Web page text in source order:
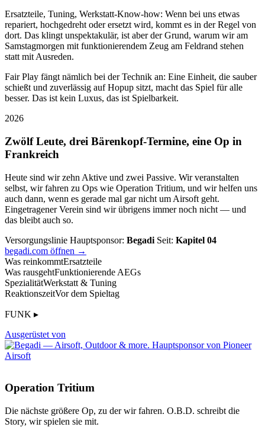
Ersatzteile, Tuning, Werkstatt-Know-how: Wenn bei uns etwas
repariert, hochgedreht oder ersetzt wird, kommt es in der Regel von
dort. Das klingt unspektakulär, ist aber der Grund, warum wir am
Samstagmorgen mit funktionierendem Zeug am Feldrand stehen
statt mit Ausreden.
Fair Play fängt nämlich bei der Technik an: Eine Einheit, die sauber
schießt und zuverlässig auf Hopup sitzt, macht das Spiel für alle
besser. Das ist kein Luxus, das ist Spielbarkeit.
2026
Zwölf Leute, drei Bärenkopf-Termine, eine Op in
Frankreich
Heute sind wir zehn Aktive und zwei Passive. Wir veranstalten
selbst, wir fahren zu Ops wie Operation Tritium, und wir helfen uns
auch dann, wenn es gerade mal gar nicht um Airsoft geht.
Eingetragener Verein sind wir übrigens immer noch nicht — und
das bleibt auch so.
Versorgungslinie Hauptsponsor: Begadi Seit: Kapitel 04
begadi.com öffnen →
Was reinkommtErsatzteile
Was rausgehtFunktionierende AEGs
SpezialitätWerkstatt & Tuning
ReaktionszeitVor dem Spieltag
FUNK ▸
Ausgerüstet von
Operation Tritium
Die nächste größere Op, zu der wir fahren. O.B.D. schreibt die
Story, wir spielen sie mit.